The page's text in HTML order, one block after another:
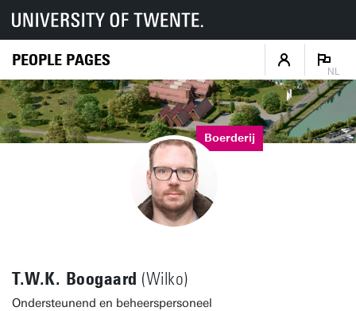
PEOPLE PAGES
NL
Boerderij
T.W.K. Boogaard (Wilko)
Ondersteunend en beheerspersoneel